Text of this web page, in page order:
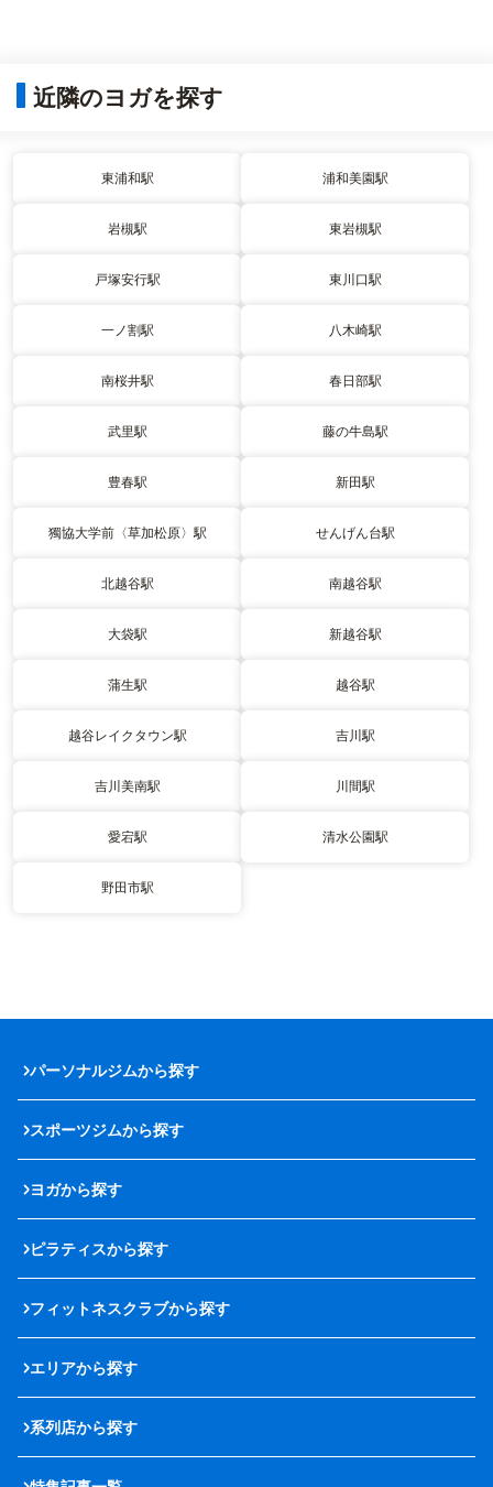
近隣のヨガを探す
東浦和駅 浦和美園駅
岩槻駅 東岩槻駅
戸塚安行駅 東川口駅
一ノ割駅 八木崎駅
南桜井駅 春日部駅
武里駅 藤の牛島駅
豊春駅 新田駅
獨協大学前〈草加松原〉駅 せんげん台駅
北越谷駅 南越谷駅
大袋駅 新越谷駅
蒲生駅 越谷駅
越谷レイクタウン駅 吉川駅
吉川美南駅 川間駅
愛宕駅 清水公園駅
野田市駅
パーソナルジムから探す
スポーツジムから探す
ヨガから探す
ピラティスから探す
フィットネスクラブから探す
エリアから探す
系列店から探す